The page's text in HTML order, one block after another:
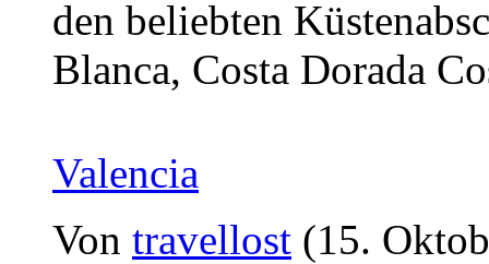
den beliebten
Blanca, Costa Dorada
Valencia
Von travellost (15.